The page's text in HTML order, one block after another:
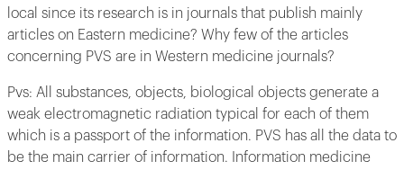
local since its research is in journals that publish mainly
articles on Eastern medicine? Why few of the articles
concerning PVS are in Western medicine journals?
Pvs: All substances, objects, biological objects generate a
weak electromagnetic radiation typical for each of them
which is a passport of the information. PVS has all the data to
be the main carrier of information. Information medicine